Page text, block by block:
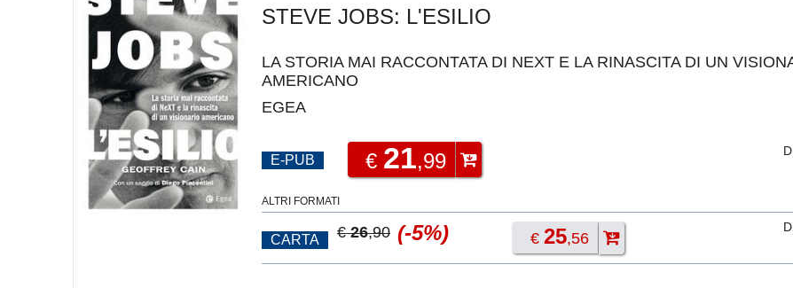
STEVE JOBS: L'ESILIO
LA STORIA MAI RACCONTATA DI NEXT E LA RINASCITA DI UN
AMERICANO
EGEA
E-PUB € 21,99
ALTRI FORMATI
CARTA €26,90 (-5%) €25,56